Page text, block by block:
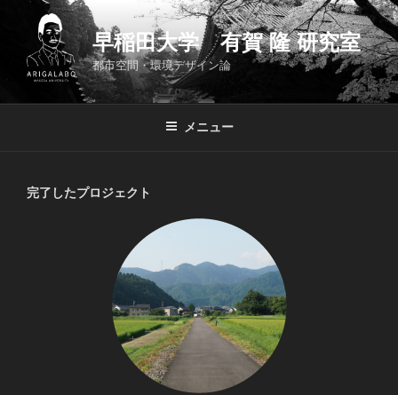
早稲田大学 有賀 隆 研究室
都市空間・環境デザイン論
メニュー
完了したプロジェクト